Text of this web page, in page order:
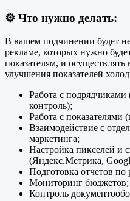
⚙️ Что нужно делать:
В вашем подчинении будет
рекламе, которых нужно
показателям, и
улучшения показателей
Работа с
контроль);
Работа с показателями
Взаимодействие с
маркетинга;
Настройка пикселей и
(Яндекс.Метрика,
Подготовка отчетов по
Мониторинг бюджетов;
Контроль